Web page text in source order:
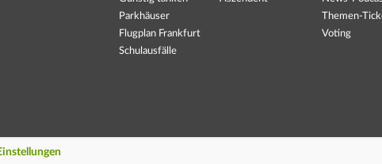
Parkhäuser
Flugplan Frankfurt
Schulausfälle
Themen-
Voting